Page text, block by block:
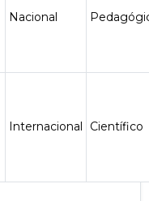
Nacional
Internacional Científico